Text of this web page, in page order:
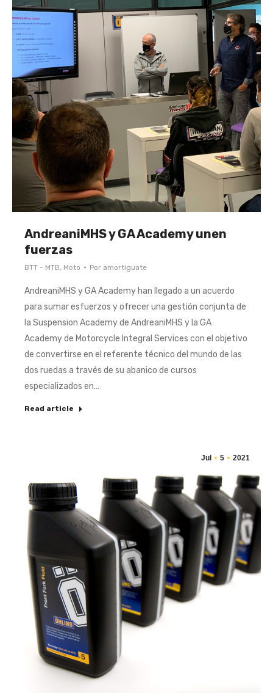
AndreaniMHS y GA Academy unen
fuerzas
BTT - MTB, Moto Por amortiguate
AndreaniMHS y GA Academy han llegado a un acuerdo
para sumar esfuerzos y ofrecer una gestión conjunta de
la Suspension Academy de AndreaniMHS y la GA
Academy de Motorcycle Integral Services con el objetivo
de convertirse en el referente técnico del mundo de las
dos ruedas a través de su abanico de cursos
especializados en…
Read article
Jul 5 2021